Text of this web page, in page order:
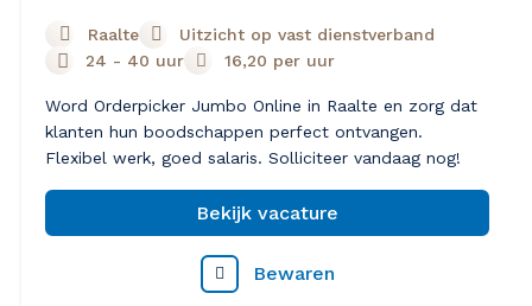
Raalte
Uitzicht op vast dienstverband
24 - 40 uur
16,20 per uur
Word Orderpicker Jumbo Online in Raalte en zorg dat
klanten hun boodschappen perfect ontvangen.
Flexibel werk, goed salaris. Solliciteer vandaag nog!
Bekijk vacature
Bewaren